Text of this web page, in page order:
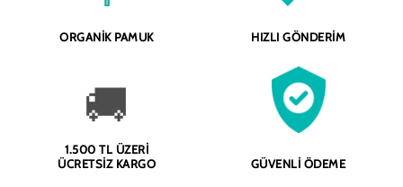
ORGANIK PAMUK HIZLI GÖNDERIM
🚚
1.500 TL ÜZERI
ÜCRETSIZ KARGO
GÜVENLI ÖDEME